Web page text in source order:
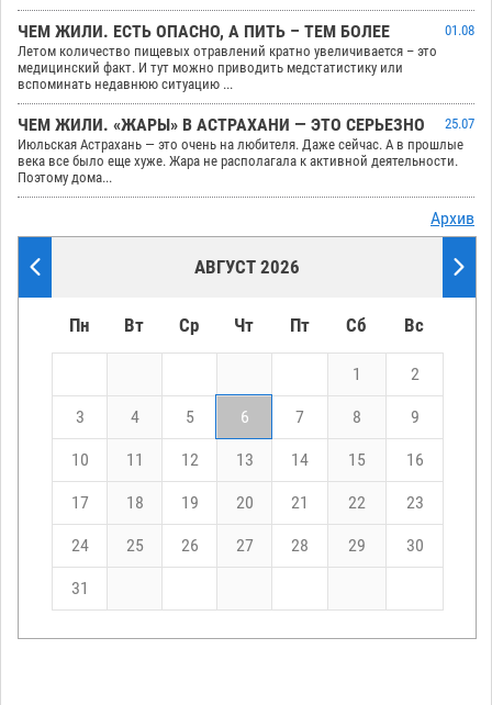
ЧЕМ ЖИЛИ. ЕСТЬ ОПАСНО, А ПИТЬ – ТЕМ БОЛЕЕ
01.08
Летом количество пищевых отравлений кратно увеличивается – это
медицинский факт. И тут можно приводить медстатистику или
вспоминать недавнюю ситуацию ...
ЧЕМ ЖИЛИ. «ЖАРЫ» В АСТРАХАНИ — ЭТО СЕРЬЕЗНО
25.07
Июльская Астрахань — это очень на любителя. Даже сейчас. А в прошлые
века все было еще хуже. Жара не располагала к активной деятельности.
Поэтому дома...
Архив
АВГУСТ 2026
Пн Вт Ср Чт Пт Сб Вс
1 2
3 4 5 6 7 8 9
10 11 12 13 14 15 16
17 18 19 20 21 22 23
24 25 26 27 28 29 30
31